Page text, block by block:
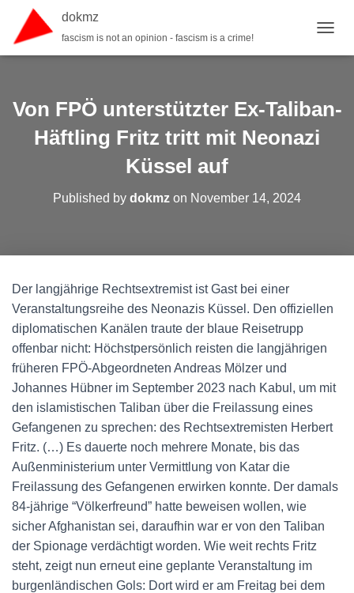
dokmz
fascism is not an opinion - fascism is a crime!
Von FPÖ unterstützter Ex-Taliban-
Häftling Fritz tritt mit Neonazi
Küssel auf
Published by dokmz on November 14, 2024
Der langjährige Rechtsextremist ist Gast bei einer
Veranstaltungsreihe des Neonazis Küssel. Den offiziellen
diplomatischen Kanälen traute der blaue Reisetrupp
offenbar nicht: Höchstpersönlich reisten die langjährigen
früheren FPÖ-Abgeordneten Andreas Mölzer und
Johannes Hübner im September 2023 nach Kabul, um mit
den islamistischen Taliban über die Freilassung eines
Gefangenen zu sprechen: des Rechtsextremisten Herbert
Fritz. (…) Es dauerte noch mehrere Monate, bis das
Außenministerium unter Vermittlung von Katar die
Freilassung des Gefangenen erwirken konnte. Der damals
84-jährige “Völkerfreund” hatte beweisen wollen, wie
sicher Afghanistan sei, daraufhin war er von den Taliban
der Spionage verdächtigt worden. Wie weit rechts Fritz
steht, zeigt nun erneut eine geplante Veranstaltung im
burgenländischen Gols: Dort wird er am Freitag bei dem